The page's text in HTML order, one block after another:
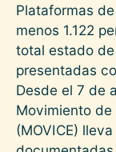
Plataformas
menos 1.122
total estado
presentadas
Desde el 7 de
Movimiento
(MOVICE)